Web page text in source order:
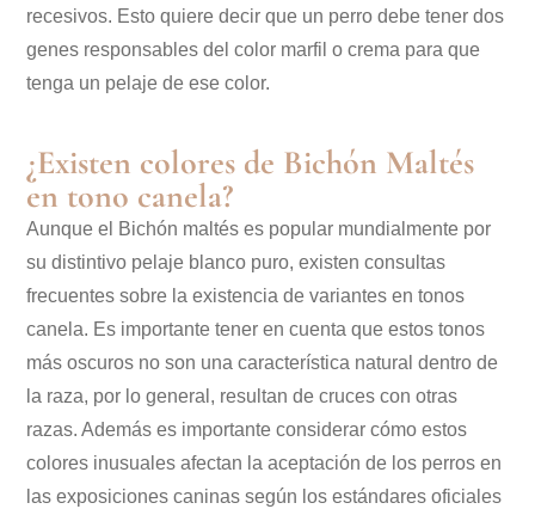
recesivos. Esto quiere decir que un perro debe tener dos
genes responsables del color marfil o crema para que
tenga un pelaje de ese color.
¿Existen colores de Bichón Maltés
en tono canela?
Aunque el Bichón maltés es popular mundialmente por
su distintivo pelaje blanco puro, existen consultas
frecuentes sobre la existencia de variantes en tonos
canela. Es importante tener en cuenta que estos tonos
más oscuros no son una característica natural dentro de
la raza, por lo general, resultan de cruces con otras
razas. Además es importante considerar cómo estos
colores inusuales afectan la aceptación de los perros en
las exposiciones caninas según los estándares oficiales